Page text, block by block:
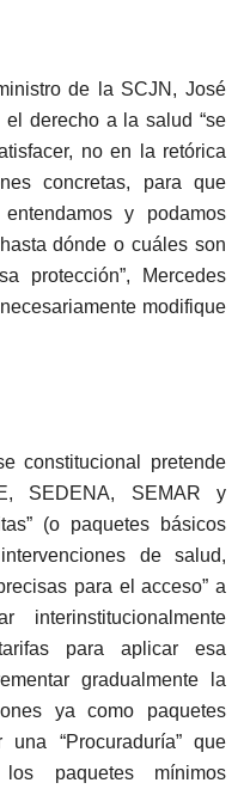
de la SCJN, José
derecho a la salud “se
no en la retórica
concretas, para que
y podamos
dónde o cuáles son
protección”, Mercedes
modifique
pretende
SEDENA, SEMAR y
(o paquetes básicos
de salud,
para el acceso” a
interinstitucionalmente
para aplicar esa
gradualmente la
ya como paquetes
una “Procuraduría” que
paquetes mínimos